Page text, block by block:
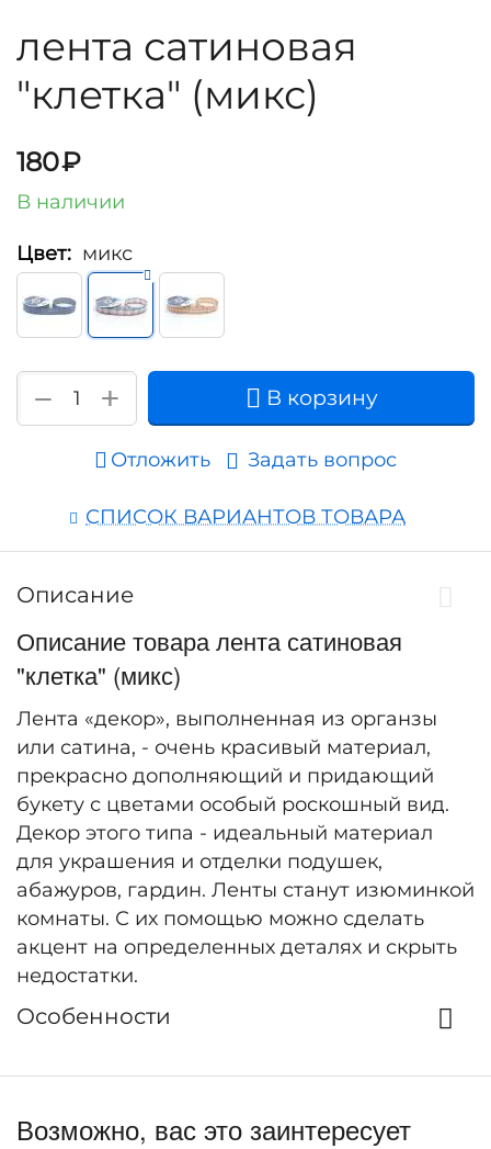
лента сатиновая
"клетка" (микс)
180₽
В наличии
Цвет: микс
+
− В корзину
Отложить Задать вопрос
СПИСОК ВАРИАНТОВ ТОВАРА
Описание
Описание товара лента сатиновая
"клетка" (микс)
Лента «декор», выполненная из органзы
или сатина, - очень красивый материал,
прекрасно дополняющий и придающий
букету с цветами особый роскошный вид.
Декор этого типа - идеальный материал
для украшения и отделки подушек,
абажуров, гардин. Ленты станут изюминкой
комнаты. С их помощью можно сделать
акцент на определенных деталях и скрыть
недостатки.
Особенности
Возможно, вас это заинтересует